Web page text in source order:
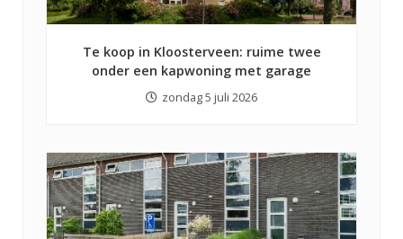
Te koop in Kloosterveen: ruime twee
onder een kapwoning met garage
zondag 5 juli 2026